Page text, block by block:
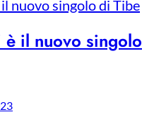
è il nuovo singolo